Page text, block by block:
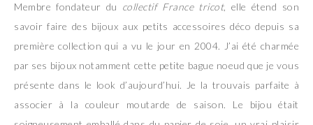
Membre fondateur du collectif France tricot, elle étend son
savoir faire des bijoux aux petits accessoires déco depuis sa
première collection qui a vu le jour en 2004. J’ai été charmée
par ses bijoux notamment cette petite bague noeud que je vous
présente dans le look d’aujourd’hui. Je la trouvais parfaite à
associer à la couleur moutarde de saison. Le bijou était